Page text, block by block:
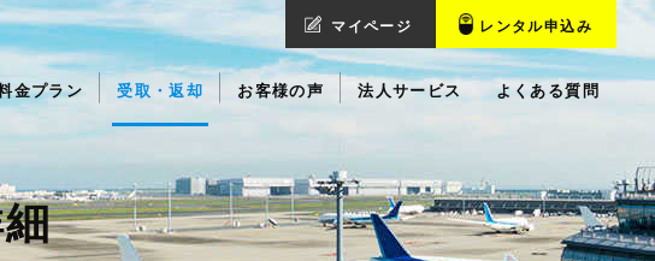
マイページ レンタル申込み
金プラン 受取・返却 お客様の声 法人サービス よくある質問